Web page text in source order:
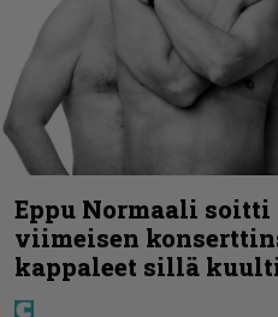
Eppu Normaali
viimeisen
kappaleet sillä